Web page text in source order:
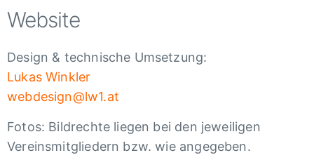
Website
Design & technische Umsetzung:
Lukas Winkler
webdesign@lw1.at
Fotos: Bildrechte liegen bei den jeweiligen
Vereinsmitgliedern bzw. wie angegeben.